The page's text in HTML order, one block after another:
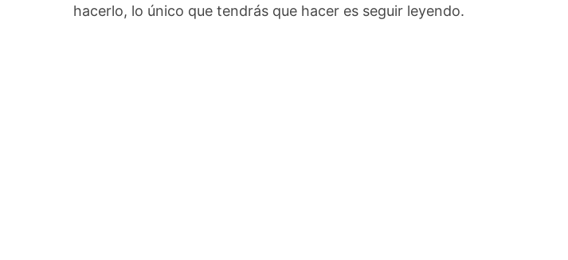
hacerlo, lo único que tendrás que hacer es seguir leyendo.